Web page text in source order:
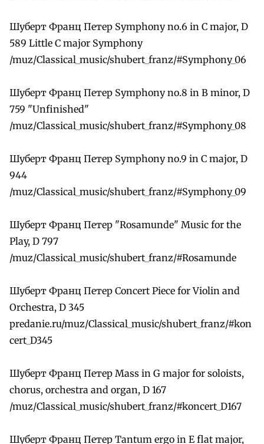
Шуберт Франц Петер Symphony no.6 in C major, D
589 Little C major Symphony
/muz/Classical_music/shubert_franz/#Symphony_06
Шуберт Франц Петер Symphony no.8 in B minor, D
759 "Unfinished"
/muz/Classical_music/shubert_franz/#Symphony_08
Шуберт Франц Петер Symphony no.9 in C major, D
944
/muz/Classical_music/shubert_franz/#Symphony_09
Шуберт Франц Петер "Rosamunde" Music for the
Play, D 797
/muz/Classical_music/shubert_franz/#Rosamunde
Шуберт Франц Петер Concert Piece for Violin and
Orchestra, D 345
predanie.ru/muz/Classical_music/shubert_franz/#kon
cert_D345
Шуберт Франц Петер Mass in G major for soloists,
chorus, orchestra and organ, D 167
/muz/Classical_music/shubert_franz/#koncert_D167
Шуберт Франц Петер Tantum ergo in E flat major,